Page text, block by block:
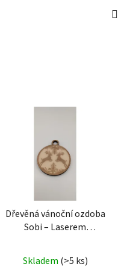
Dřevěná vánoční ozdoba
Sobi – Laserem
Dřevěná
vánoční ozdoba Sobi –
Skladem (>5 ks)